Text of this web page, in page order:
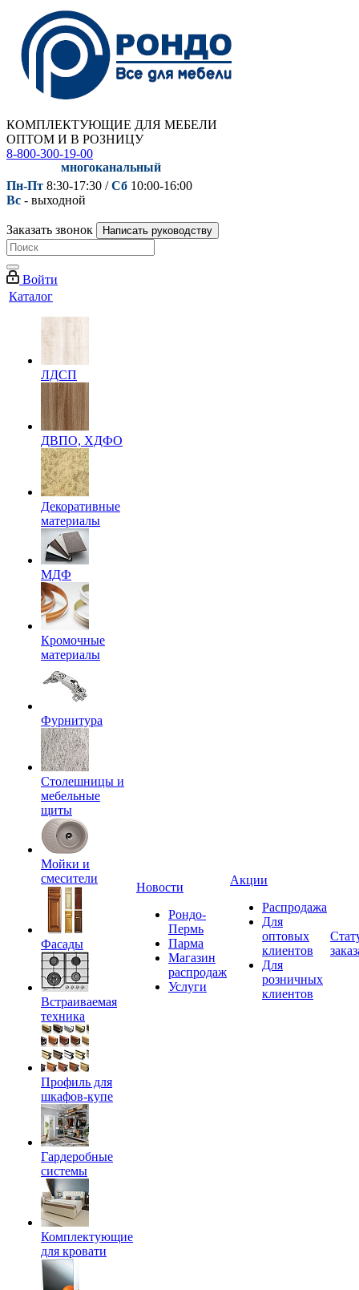
КОМПЛЕКТУЮЩИЕ ДЛЯ МЕБЕЛИ
ОПТОМ И В РОЗНИЦУ
8-800-300-19-00
многоканальный
Пн-Пт 8:30-17:30 /Сб 10:00-16:00
Вс - выходной
Заказать звонок Написать руководству
Войти
Каталог
ЛДСП
ДВПО, ХДФО
Декоративные
материалы
МДФ
Кромочные
материалы
Фурнитура
Столешницы и
мебельные
щиты
Мойки и
смесители
Фасады
Встраиваемая
техника
Профиль для
шкафов-купе
Гардеробные
системы
Комплектующие
для кровати
Новости
Рондо-
Пермь
Парма
Магазин
распродаж
Услуги
Акции
Распродажа
Для
оптовых
клиентов
Для
розничных
клиентов